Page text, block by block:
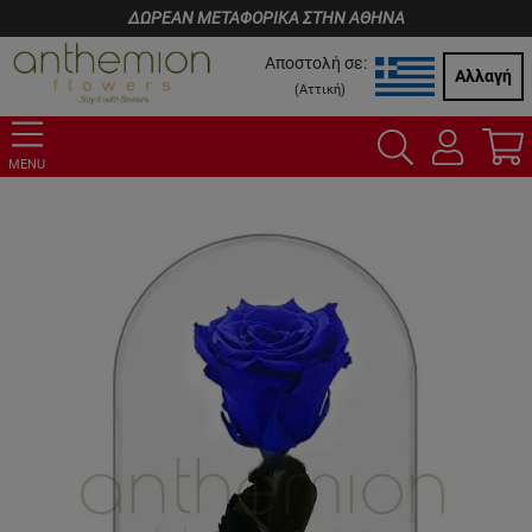
ΔΩΡΕΑΝ ΜΕΤΑΦΟΡΙΚΑ ΣΤΗΝ ΑΘΗΝΑ
Αποστολή σε:
(Αττική)
Αλλαγή
MENU